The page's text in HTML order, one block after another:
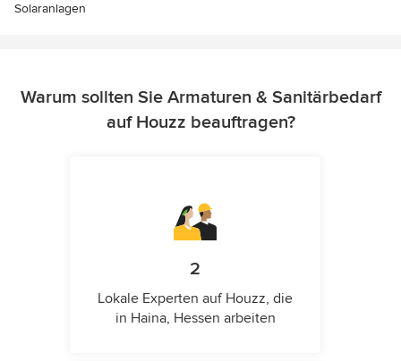
Solaranlagen
Warum sollten Sie Armaturen & Sanitärbedarf
auf Houzz beauftragen?
2
Lokale Experten auf Houzz, die
in Haina, Hessen arbeiten